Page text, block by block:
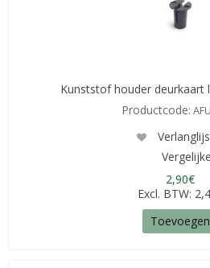
Kunststof houder deurkaart
Productcode:
2,90€
Excl. BTW:
Toevoegen